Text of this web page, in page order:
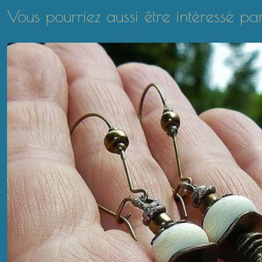
Vous pourriez aussi être intéressé